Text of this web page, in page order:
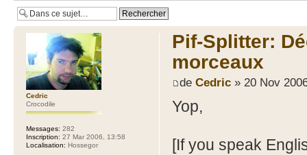
Pif-Splitter:
morceaux
de Cedric» 20 Nov
Yop,
[If you speak
Cedric
Crocodile
Messages: 282
Inscription: 27 Mar 2006, 13:58
Localisation: Hossegor